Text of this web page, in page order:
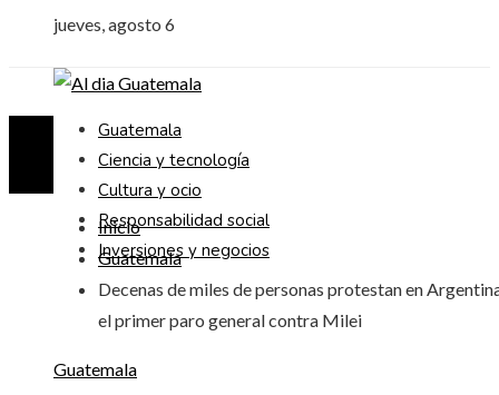
jueves, agosto 6
Guatemala
Ciencia y tecnología
Cultura y ocio
Responsabilidad social
Inversiones y negocios
Inicio
Guatemala
Decenas de miles de personas protestan en
el primer paro general contra Milei
Guatemala